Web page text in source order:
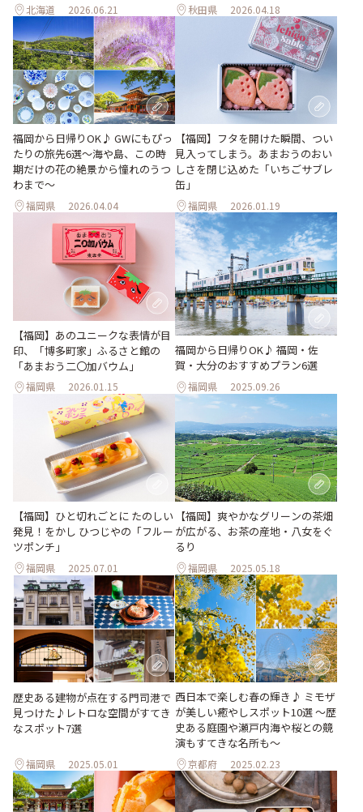
北海道 2026.06.21 秋田県 2026.04.18
福岡から日帰りOK♪ GWにもぴっ
たりの旅先6選〜海や島、この時
期だけの花の絶景から憧れのうつ
わまで〜
福岡県 2026.04.04
【福岡】フタを開けた瞬間、つい
見入ってしまう。あまおうのおい
しさを閉じ込めた「いちごサブレ
缶」
福岡県 2026.01.19
【福岡】あのユニークな表情が目
印、「博多町家」ふるさと館の
「あまおう二〇加バウム」
福岡県 2026.01.15
福岡から日帰りOK♪ 福岡・佐
賀・大分のおすすめプラン6選
福岡県 2025.09.26
【福岡】ひと切れごとに たのしい
発見！をかし ひつじやの「フルー
ツポンチ」
福岡県 2025.07.01
【福岡】爽やかなグリーンの茶畑
が広がる、お茶の産地・八女をぐ
るり
福岡県 2025.05.18
歴史ある建物が点在する門司港で
見つけた♪レトロな空間がすてき
なスポット7選
福岡県 2025.05.01
西日本で楽しむ春の輝き♪ ミモザ
が美しい癒やしスポット10選 〜歴
史ある庭園や瀬戸内海や桜との競
演もすてきな名所も〜
京都府 2025.02.23